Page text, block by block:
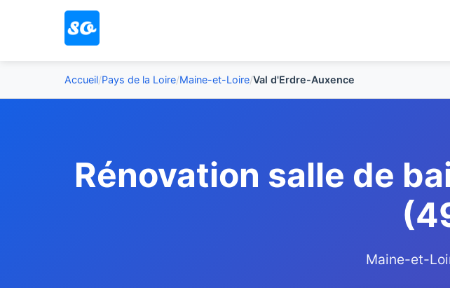
Accueil/Pays de la Loire/Maine-et-Loire/Val d'Erdre-Auxence
Rénovation salle de
Maine-et-